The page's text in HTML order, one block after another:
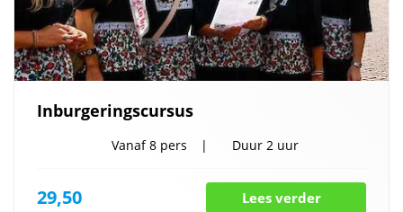
Inburgeringscursus
Vanaf8 pers Duur 2 uur
29,50 Lees verder